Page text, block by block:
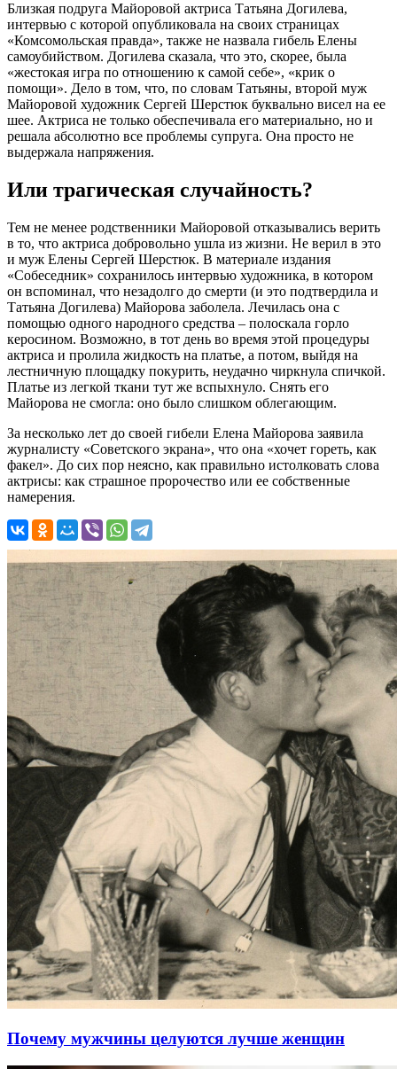
Близкая подруга Майоровой актриса Татьяна Догилева,
интервью с которой опубликовала на своих страницах
«Комсомольская правда», также не назвала гибель Елены
самоубийством. Догилева сказала, что это, скорее, была
«жестокая игра по отношению к самой себе», «крик о
помощи». Дело в том, что, по словам Татьяны, второй муж
Майоровой художник Сергей Шерстюк буквально висел на ее
шее. Актриса не только обеспечивала его материально, но и
решала абсолютно все проблемы супруга. Она просто не
выдержала напряжения.
Или трагическая случайность?
Тем не менее родственники Майоровой отказывались верить
в то, что актриса добровольно ушла из жизни. Не верил в это
и муж Елены Сергей Шерстюк. В материале издания
«Собеседник» сохранилось интервью художника, в котором
он вспоминал, что незадолго до смерти (и это подтвердила и
Татьяна Догилева) Майорова заболела. Лечилась она с
помощью одного народного средства – полоскала горло
керосином. Возможно, в тот день во время этой процедуры
актриса и пролила жидкость на платье, а потом, выйдя на
лестничную площадку покурить, неудачно чиркнула спичкой.
Платье из легкой ткани тут же вспыхнуло. Снять его
Майорова не смогла: оно было слишком облегающим.
За несколько лет до своей гибели Елена Майорова заявила
журналисту «Советского экрана», что она «хочет гореть, как
факел». До сих пор неясно, как правильно истолковать слова
актрисы: как страшное пророчество или ее собственные
намерения.
Почему мужчины целуются лучше женщин